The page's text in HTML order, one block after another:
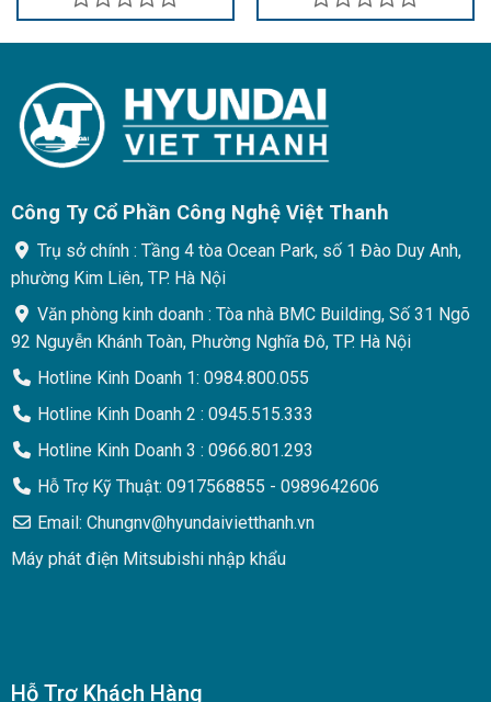
0
5
sao
0
5
sao
Công Ty Cổ Phần Công Nghệ Việt Thanh
Trụ sở chính : Tầng 4 tòa Ocean Park, số 1 Đào Duy Anh,
phường Kim Liên, TP. Hà Nội
Văn phòng kinh doanh : Tòa nhà BMC Building, Số 31 Ngõ
92 Nguyễn Khánh Toàn, Phường Nghĩa Đô, TP. Hà Nội
Hotline Kinh Doanh 1: 0984.800.055
Hotline Kinh Doanh 2 : 0945.515.333
Hotline Kinh Doanh 3 : 0966.801.293
Hỗ Trợ Kỹ Thuật: 0917568855 - 0989642606
Email: Chungnv@hyundaivietthanh.vn
Máy phát điện Mitsubishi nhập khẩu
Hỗ Trợ Khách Hàng